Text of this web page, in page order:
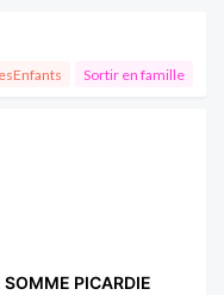
Sortir en famille
SOMME PICARDIE